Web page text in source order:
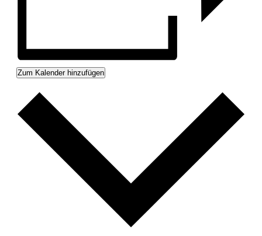
Zum Kalender hinzufügen